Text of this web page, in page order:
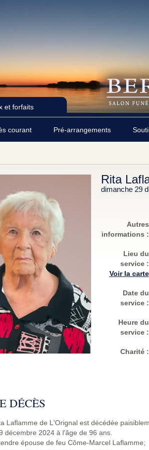
et forfaits
courant Pré-arrangements
Rita
dimanche 29
Autres
informations :
Lieu du
service :
Voir la carte
Date du
service :
Heure du
service :
Charité:
DÉCÈS
Laflamme de L'Orignal est décédée
décembre 2024 à l'âge de 96 ans.
épouse de feu Côme-Marcel Laflamme;